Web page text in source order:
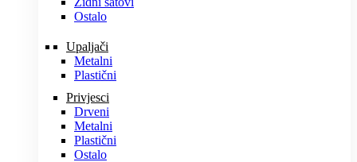
Ostalo
Upaljači
Metalni
Plastični
Privjesci
Drveni
Metalni
Plastični
Ostalo